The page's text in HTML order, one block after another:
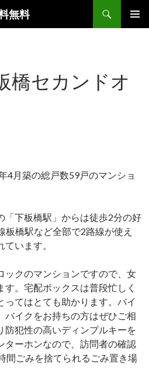
無料
橋セカンドオ
4月築の総戸数59戸のマンショ
「下板橋駅」からは徒歩2分の好
板橋駅など全部で2路線が使え
います。
ックのマンションですので、女
。宅配ボックスは普段忙しく
ってはとても助かります。バイ
バイクをお持ちの方はぜひご相
防犯性の高いディンプルキーを
ターホンなので、訪問者の確認
間ごみを捨てられるごみ置き場